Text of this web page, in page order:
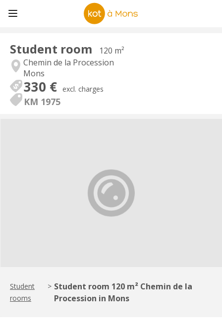
Student room
120 m²
Chemin de la Procession
Mons
330 € excl. charges
KM 1975
Student
rooms
> Student room 120 m² Chemin de la
Procession in Mons